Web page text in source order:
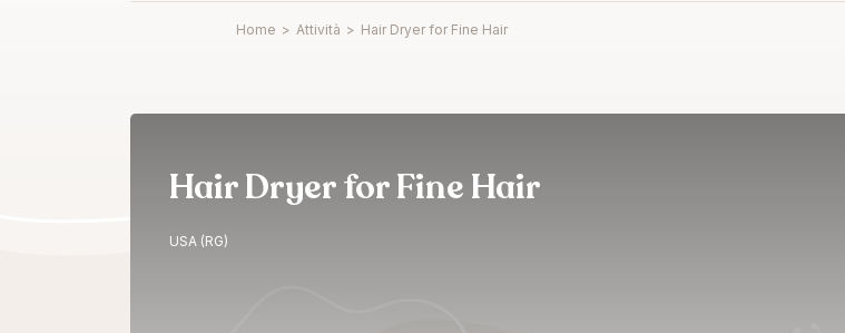
Home > Attività > Hair Dryer for Fine Hair
Hair Dryer for Fine Hair
USA (RG)